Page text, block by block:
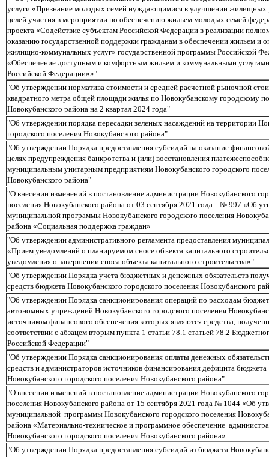
услуги «Признание молодых семей нуждающимися в улучшении жилищных
целей участия в мероприятии по обеспечению жильем молодых семей
проекта «Содействие субъектам Российской Федерации в реализации
оказанию государственной поддержки гражданам в обеспечении жильем и
жилищно-коммунальных услуг» государственной программы Российской
«Обеспечение доступным и комфортным жильем и коммунальными
Российской Федерации»»"
"Об утверждении норматива стоимости и средней расчетной рыночной
квадратного метра общей площади жилья по Новокубанскому городскому
Новокубанского района на 2 квартал 2024 года"
"Об утверждении порядка пересадки зеленых насаждений на территории
городского поселения Новокубанского района"
"Об утверждении Порядка предоставления субсидий на оказание
целях предупреждения банкротства и (или) восстановления
муниципальным унитарным предприятиям Новокубанского городского
Новокубанского района"
"О внесении изменений в постановление администрации Новокубанского
поселения Новокубанского района от 03 сентября 2021 года № 997 «Об
муниципальной программы Новокубанского городского поселения
района «Социальная поддержка граждан»
"Об утверждении административного регламента предоставления
«Прием уведомлений о планируемом сносе объекта капитального
уведомления о завершении сноса объекта капитального строительства»"
"Об утверждении Порядка учета бюджетных и денежных обязательств
средств бюджета Новокубанского городского поселения Новокубанского
"Об утверждении Порядка санкционирования операций по расходам
автономных учреждений Новокубанского городского поселения
источником финансового обеспечения которых являются средства,
соответствии с абзацем вторым пункта 1 статьи 78.1 статьей 78.2
Российской Федерации"
"Об утверждении Порядка санкционирования оплаты денежных
средств и администраторов источников финансирования дефицита бюджета
Новокубанского городского поселения Новокубанского района"
"О внесении изменений в постановление администрации Новокубанского
поселения Новокубанского района от 15 сентября 2021 года № 1044 «Об
муниципальной программы Новокубанского городского поселения
района «Материально-техническое и программное обеспечение
Новокубанского городского поселения Новокубанского района»
"Об утверждении Порядка предоставления субсидий из бюджета